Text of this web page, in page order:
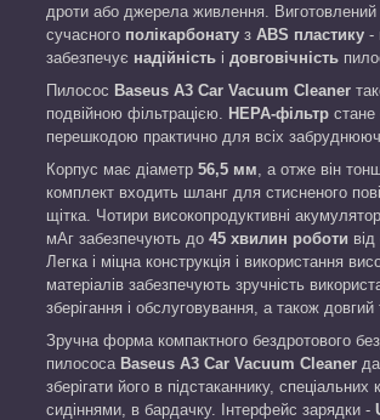
дроти або джерела живлення. Виготовлений
сучасного полікарбонату з ABS пластику -
забезпечує надійність і довговічність
Пилосос Baseus A3 Car Vacuum Cleaner
подвійною фільтрацією.
НЕРА-фільтр
перешкодою практично для всіх
Корпус має діаметр 56,5 мм , а отже він
комплект входить шланг для стисненого
щітка. Чотири високопродуктивні
мАг забезпечують до 45 хвилин роботи
Легка і міцна конструкція і використання
матеріалів забезпечують зручність
зберігання і обслуговування, а також довгий
Зручна форма компактного бездротового
пилососа Baseus A3 Car Vacuum Cleaner
зберігати його в підстаканнику, спеціальних
сидіннями, в бардачку. Інтерфейс зарядки -